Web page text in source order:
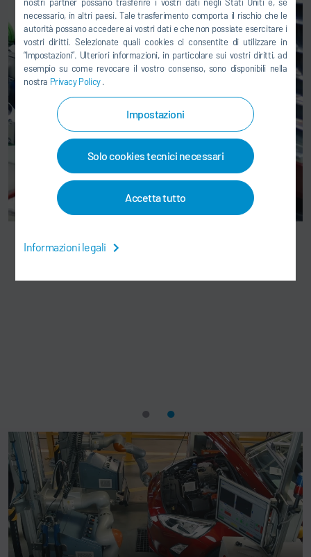
necessario, in altri paesi. Tale trasferimento comporta il rischio che le
autorità possano accedere ai vostri dati e che non possiate esercitare i
vostri diritti. Selezionate quali cookies ci consentite di utilizzare in
“Impostazioni”. Ulteriori informazioni, in particolare sui vostri diritti, ad
esempio su come revocare il vostro consenso, sono disponibili nella
nostra Privacy Policy.
Impostazioni
Solo cookies tecnici necessari
Accetta tutto
Informazioni legali